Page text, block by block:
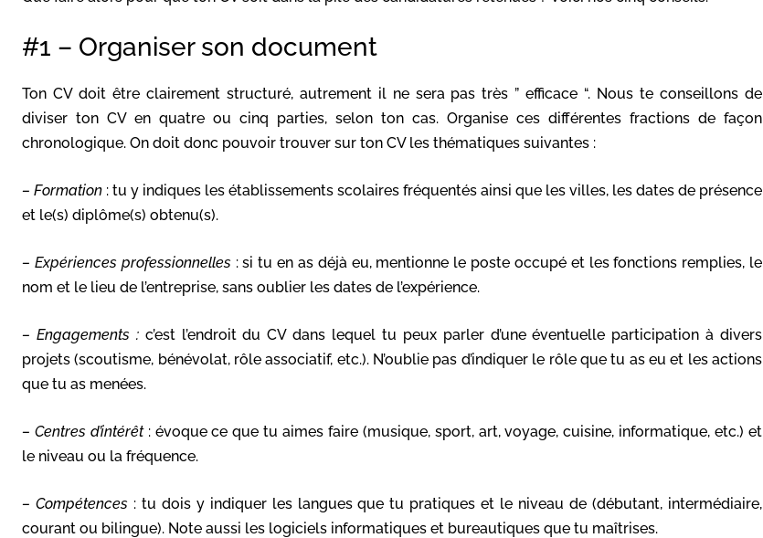
#1 – Organiser son document
Ton CV doit être clairement structuré, autrement il ne sera pas très ” efficace “. Nous te conseillons de
diviser ton CV en quatre ou cinq parties, selon ton cas. Organise ces différentes fractions de façon
chronologique. On doit donc pouvoir trouver sur ton CV les thématiques suivantes :
– Formation : tu y indiques les établissements scolaires fréquentés ainsi que les villes, les dates de présence
et le(s) diplôme(s) obtenu(s).
– Expériences professionnelles: si tu en as déjà eu, mentionne le poste occupé et les fonctions remplies, le
nom et le lieu de l’entreprise, sans oublier les dates de l’expérience.
– Engagements :c’est l’endroit du CV dans lequel tu peux parler d’une éventuelle participation à divers
projets (scoutisme, bénévolat, rôle associatif, etc.). N’oublie pas d’indiquer le rôle que tu as eu et les actions
que tu as menées.
– Centres d’intérêt: évoque ce que tu aimes faire (musique, sport, art, voyage, cuisine, informatique, etc.) et
le niveau ou la fréquence.
– Compétences: tu dois y indiquer les langues que tu pratiques et le niveau de (débutant, intermédiaire,
courant ou bilingue). Note aussi les logiciels informatiques et bureautiques que tu maîtrises.